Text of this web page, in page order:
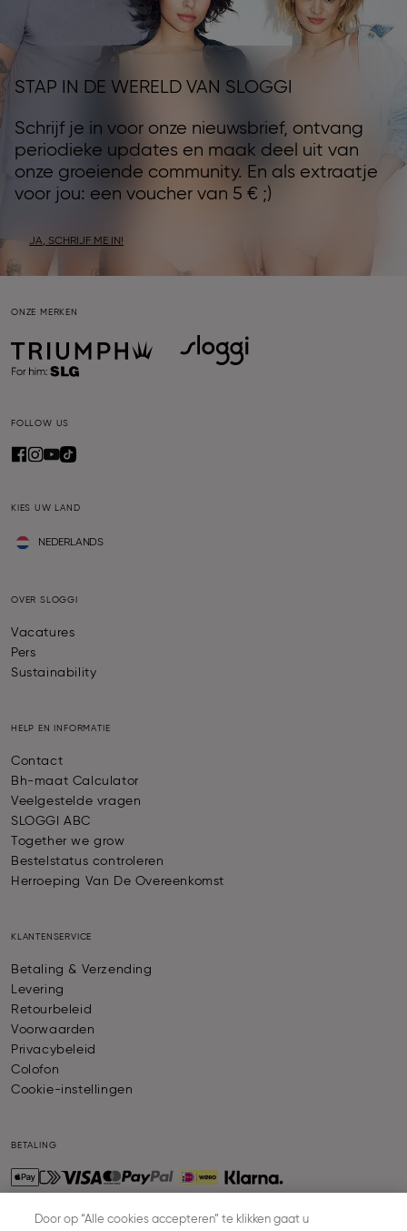
STAP IN DE WERELD VAN SLOGGI
Schrijf je in voor onze nieuwsbrief, ontvang
periodieke updates en maak deel uit van
onze groeiende community. En als extraatje
voor jou: een voucher van 5 € ;)
JA, SCHRIJF ME IN!
ONZE MERKEN
FOLLOW US
KIES UW LAND
NEDERLANDS
OVER SLOGGI
Vacatures
Pers
Sustainability
HELP EN INFORMATIE
Contact
Bh-maat Calculator
Veelgestelde vragen
SLOGGI ABC
Together we grow
Bestelstatus controleren
Herroeping Van De Overeenkomst
KLANTENSERVICE
Betaling & Verzending
Levering
Retourbeleid
Voorwaarden
Privacybeleid
Colofon
Cookie-instellingen
BETALING
Door op “Alle cookies accepteren” te klikken gaat u